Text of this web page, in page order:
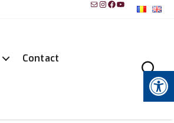
MailInstagram
Facebook
YouTube
Contact
Instrumente pentru accesibilitate